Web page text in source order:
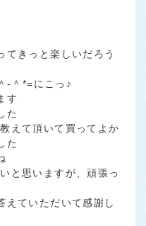
てきっと楽しいだろう
-＾*=にこっ♪
す
た
えて頂いて買ってよか
た
と思いますが、頑張っ
えていただいて感謝し